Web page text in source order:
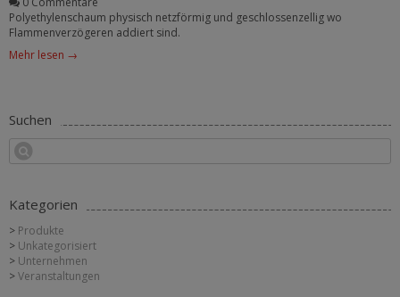
Polyethylenschaum physisch netzförmig und geschlossenzellig wo
Flammenverzögeren addiert sind.
Mehr lesen →
Suchen
Kategorien
Produkte
Unkategorisiert
Unternehmen
Veranstaltungen